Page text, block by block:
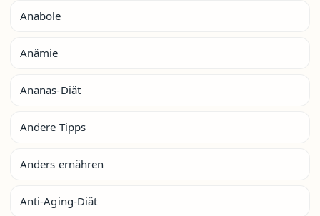
Anabole
Anämie
Ananas-Diät
Andere Tipps
Anders ernähren
Anti-Aging-Diät